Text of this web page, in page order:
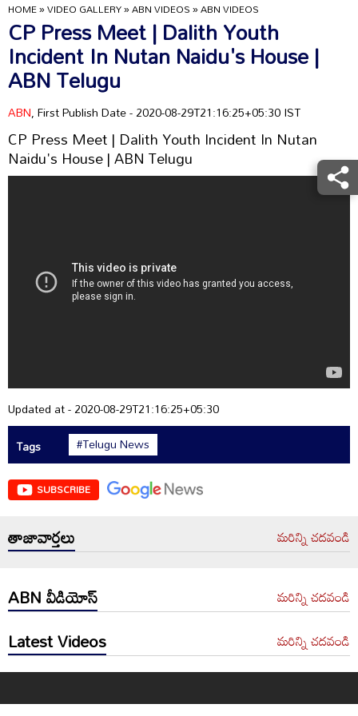
HOME»VIDEO GALLERY»ABN VIDEOS»ABN VIDEOS
CP Press Meet | Dalith Youth
Incident In Nutan Naidu's House |
ABN Telugu
ABN, First Publish Date - 2020-08-29T21:16:25+05:30 IST
CP Press Meet | Dalith Youth Incident In Nutan
Naidu's House | ABN Telugu
Updated at - 2020-08-29T21:16:25+05:30
Tags
#Telugu News
SUBSCRIBE
తాజావార్తలు మరిన్ని చదవండి
ABN వీడియోస్ మరిన్ని చదవండి
Latest Videos మరిన్ని చదవండి